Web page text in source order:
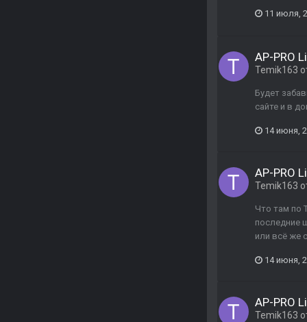
11 июля,
AP-PRO
Temik163
Будет
сайте и в
14 июня,
AP-PRO
Temik163
Что там по
последние
или всё же
14 июня,
AP-PRO
Temik163